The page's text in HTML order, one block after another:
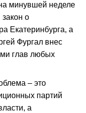
минувшей неделе
о
Екатеринбурга, а
Фургал внес
глав любых
– это
партий
а